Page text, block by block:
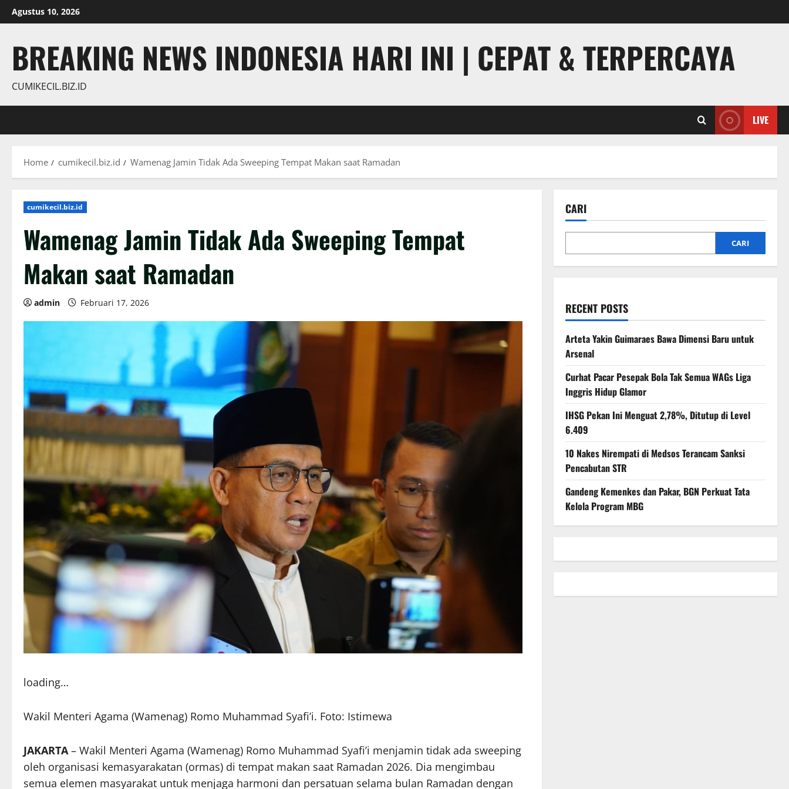
Skip
to
Agustus 10, 2026
BREAKING NEWS INDONESIA HARI INI | CEPAT & TERPERCAYA
CUMIKECIL.BIZ.ID
LIVE
Home cumikecil.biz.id Wamenag Jamin Tidak Ada Sweeping Tempat Makan saat Ramadan
cumikecil.biz.id
Wamenag Jamin Tidak Ada Sweeping Tempat
Makan saat Ramadan
admin Februari 17, 2026
loading…
Wakil Menteri Agama (Wamenag) Romo Muhammad Syafi’i. Foto: Istimewa
JAKARTA– Wakil Menteri Agama (Wamenag) Romo Muhammad Syafi’i menjamin tidak ada sweeping
oleh organisasi kemasyarakatan (ormas) di tempat makan saat Ramadan 2026. Dia mengimbau
semua elemen masyarakat untuk menjaga harmoni dan persatuan selama bulan Ramadan dengan
CARI
CARI
RECENT POSTS
Arteta Yakin Guimaraes Bawa Dimensi Baru untuk
Arsenal
Curhat Pacar Pesepak Bola Tak Semua WAGs Liga
Inggris Hidup Glamor
IHSG Pekan Ini Menguat 2,78%, Ditutup di Level
6.409
10 Nakes Nirempati di Medsos Terancam Sanksi
Pencabutan STR
Gandeng Kemenkes dan Pakar, BGN Perkuat Tata
Kelola Program MBG